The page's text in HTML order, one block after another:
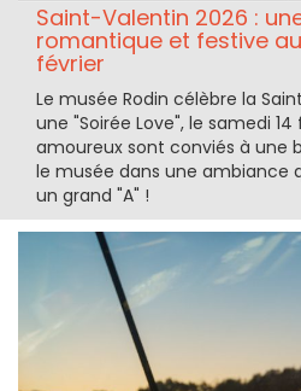
Saint-Valentin 2026 :
romantique et festive au
février
Le musée Rodin célèbre la
une "Soirée Love", le samedi 14
amoureux sont conviés à une
le musée dans une ambiance
un grand "A" !